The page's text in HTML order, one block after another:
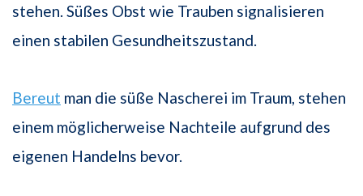
stehen. Süßes Obst wie Trauben signalisieren
einen stabilen Gesundheitszustand.
Bereut man die süße Nascherei im Traum, stehen
einem möglicherweise Nachteile aufgrund des
eigenen Handelns bevor.